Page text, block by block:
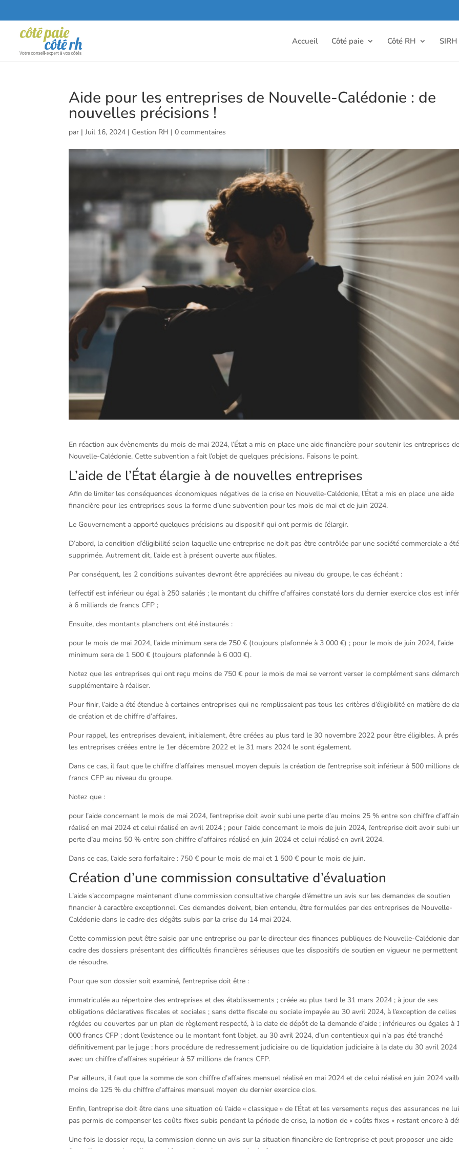
Accueil Côté paie Côté RH SIRH
Aide pour les entreprises de Nouvelle-Calédonie : de
nouvelles précisions !
par |Juil 16, 2024 | Gestion RH |0 commentaires
En réaction aux évènements du mois de mai 2024, l’État a mis en place une aide financière pour soutenir les entreprises de
Nouvelle-Calédonie. Cette subvention a fait l’objet de quelques précisions. Faisons le point.
L’aide de l’État élargie à de nouvelles entreprises
Afin de limiter les conséquences économiques négatives de la crise en Nouvelle-Calédonie, l’État a mis en place une aide
financière pour les entreprises sous la forme d’une subvention pour les mois de mai et de juin 2024.
Le Gouvernement a apporté quelques précisions au dispositif qui ont permis de l’élargir.
D’abord, la condition d’éligibilité selon laquelle une entreprise ne doit pas être contrôlée par une société commerciale a été
supprimée. Autrement dit, l’aide est à présent ouverte aux filiales.
Par conséquent, les 2 conditions suivantes devront être appréciées au niveau du groupe, le cas échéant :
l’effectif est inférieur ou égal à 250 salariés ; le montant du chiffre d’affaires constaté lors du dernier exercice clos est
à 6 milliards de francs CFP ;
Ensuite, des montants planchers ont été instaurés :
pour le mois de mai 2024, l’aide minimum sera de 750 € (toujours plafonnée à 3 000 €) ; pour le mois de juin 2024, l’aide
minimum sera de 1 500 € (toujours plafonnée à 6 000 €).
Notez que les entreprises qui ont reçu moins de 750 € pour le mois de mai se verront verser le complément sans
supplémentaire à réaliser.
Pour finir, l’aide a été étendue à certaines entreprises qui ne remplissaient pas tous les critères d’éligibilité en matière de
de création et de chiffre d’affaires.
Pour rappel, les entreprises devaient, initialement, être créées au plus tard le 30 novembre 2022 pour être éligibles. À
les entreprises créées entre le 1er décembre 2022 et le 31 mars 2024 le sont également.
Dans ce cas, il faut que le chiffre d’affaires mensuel moyen depuis la création de l’entreprise soit inférieur à 500 millions
francs CFP au niveau du groupe.
Notez que :
pour l’aide concernant le mois de mai 2024, l’entreprise doit avoir subi une perte d’au moins 25 % entre son chiffre
réalisé en mai 2024 et celui réalisé en avril 2024 ; pour l’aide concernant le mois de juin 2024, l’entreprise doit avoir subi
perte d’au moins 50 % entre son chiffre d’affaires réalisé en juin 2024 et celui réalisé en avril 2024.
Dans ce cas, l’aide sera forfaitaire : 750 € pour le mois de mai et 1 500 € pour le mois de juin.
Création d’une commission consultative d’évaluation
L’aide s’accompagne maintenant d’une commission consultative chargée d’émettre un avis sur les demandes de soutien
financier à caractère exceptionnel. Ces demandes doivent, bien entendu, être formulées par des entreprises de Nouvelle-
Calédonie dans le cadre des dégâts subis par la crise du 14 mai 2024.
Cette commission peut être saisie par une entreprise ou par le directeur des finances publiques de Nouvelle-Calédonie
cadre des dossiers présentant des difficultés financières sérieuses que les dispositifs de soutien en vigueur ne permettent
de résoudre.
Pour que son dossier soit examiné, l’entreprise doit être :
immatriculée au répertoire des entreprises et des établissements ; créée au plus tard le 31 mars 2024 ; à jour de ses
obligations déclaratives fiscales et sociales ; sans dette fiscale ou sociale impayée au 30 avril 2024, à l’exception de celles
réglées ou couvertes par un plan de règlement respecté, à la date de dépôt de la demande d’aide ; inférieures ou égales à
000 francs CFP ; dont l’existence ou le montant font l’objet, au 30 avril 2024, d’un contentieux qui n’a pas été tranché
définitivement par le juge ; hors procédure de redressement judiciaire ou de liquidation judiciaire à la date du 30 avril 2024
avec un chiffre d’affaires supérieur à 57 millions de francs CFP.
Par ailleurs, il faut que la somme de son chiffre d’affaires mensuel réalisé en mai 2024 et de celui réalisé en juin 2024
moins de 125 % du chiffre d’affaires mensuel moyen du dernier exercice clos.
Enfin, l’entreprise doit être dans une situation où l’aide « classique » de l’État et les versements reçus des assurances ne
pas permis de compenser les coûts fixes subis pendant la période de crise, la notion de « coûts fixes » restant encore à
Une fois le dossier reçu, la commission donne un avis sur la situation financière de l’entreprise et peut proposer une aide